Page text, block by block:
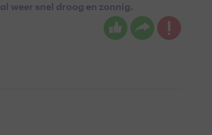
weer snel droog en zonnig.